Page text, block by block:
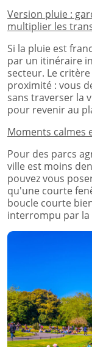
Version pluie :
multiplier les
Si la pluie est
par un itinéraire
secteur. Le
proximité : vous
sans traverser la
pour revenir au
Moments calmes
Pour des parcs
ville est moins
pouvez vous
qu'une courte
boucle courte
interrompu par la